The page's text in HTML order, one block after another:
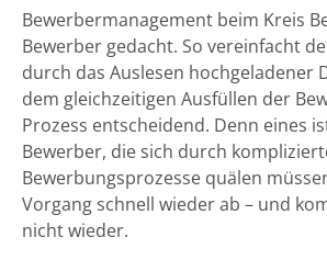
Bewerbermanagement beim Kreis
Bewerber gedacht. So vereinfacht
durch das Auslesen hochgeladener
dem gleichzeitigen Ausfüllen der
Prozess entscheidend. Denn eines
Bewerber, die sich durch
Bewerbungsprozesse quälen
Vorgang schnell wieder ab – und
nicht wieder.